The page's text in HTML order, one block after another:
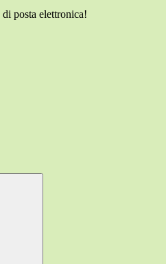
posta elettronica!